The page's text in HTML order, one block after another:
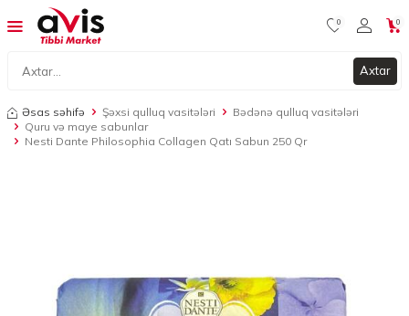
Axtar
0 0
Əsas səhifə Şəxsi qulluq vasitələri
Bədənə qulluq vasitələri
Quru və maye sabunlar
Nesti Dante Philosophia Collagen Qatı Sabun 250 Qr